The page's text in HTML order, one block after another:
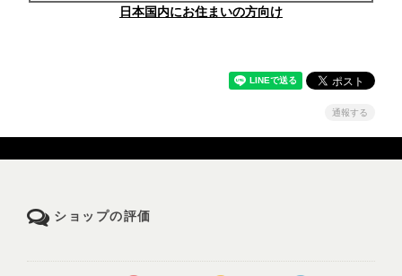
日本国内にお住まいの方向け
通報する
ショップの評価